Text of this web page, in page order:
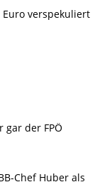
verspekuliert
gar der FPÖ
Chef Huber als